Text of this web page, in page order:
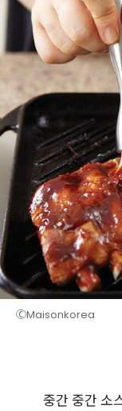
ⒸMaisonkorea
중간 중간 소